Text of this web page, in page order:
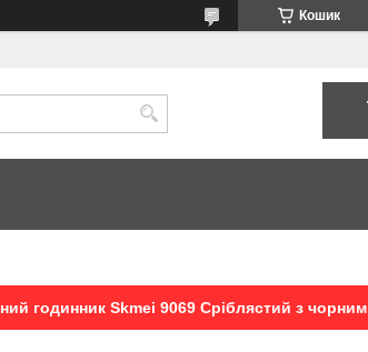
Кошик
годинник Skmei 9069 Сріблястий з чорним